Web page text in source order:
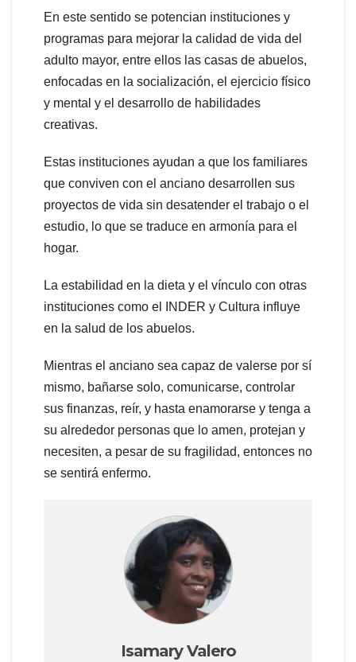
En este sentido se potencian instituciones y
programas para mejorar la calidad de vida del
adulto mayor, entre ellos las casas de abuelos,
enfocadas en la socialización, el ejercicio físico
y mental y el desarrollo de habilidades
creativas.
Estas instituciones ayudan a que los familiares
que conviven con el anciano desarrollen sus
proyectos de vida sin desatender el trabajo o el
estudio, lo que se traduce en armonía para el
hogar.
La estabilidad en la dieta y el vínculo con otras
instituciones como el INDER y Cultura influye
en la salud de los abuelos.
Mientras el anciano sea capaz de valerse por sí
mismo, bañarse solo, comunicarse, controlar
sus finanzas, reír, y hasta enamorarse y tenga a
su alrededor personas que lo amen, protejan y
necesiten, a pesar de su fragilidad, entonces no
se sentirá enfermo.
Isamary Valero